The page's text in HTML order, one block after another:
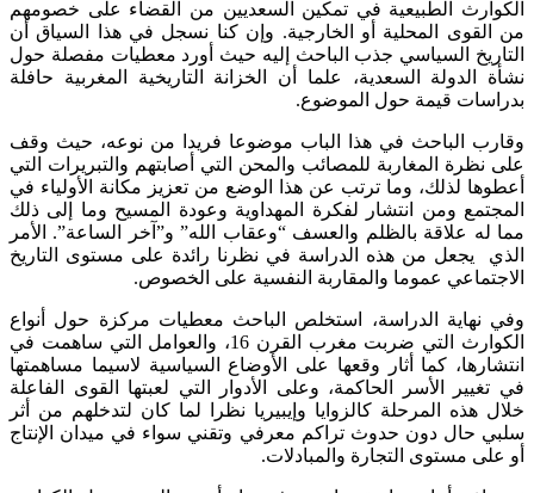
الكوارث الطبيعية في تمكين السعديين من القضاء على خصومهم
من القوى المحلية أو الخارجية. وإن كنا نسجل في هذا السياق أن
التاريخ السياسي جذب الباحث إليه حيث أورد معطيات مفصلة حول
نشأة الدولة السعدية، علما أن الخزانة التاريخية المغربية حافلة
بدراسات قيمة حول الموضوع.
وقارب الباحث في هذا الباب موضوعا فريدا من نوعه، حيث وقف
على نظرة المغاربة للمصائب والمحن التي أصابتهم والتبريرات التي
أعطوها لذلك، وما ترتب عن هذا الوضع من تعزيز مكانة الأولياء في
المجتمع ومن انتشار لفكرة المهداوية وعودة المسيح وما إلى ذلك
مما له علاقة بالظلم والعسف “وعقاب الله” و”آخر الساعة”. الأمر
الذي يجعل من هذه الدراسة في نظرنا رائدة على مستوى التاريخ
الاجتماعي عموما والمقاربة النفسية على الخصوص.
وفي نهاية الدراسة، استخلص الباحث معطيات مركزة حول أنواع
الكوارث التي ضربت مغرب القرن 16، والعوامل التي ساهمت في
انتشارها، كما أثار وقعها على الأوضاع السياسية لاسيما مساهمتها
في تغيير الأسر الحاكمة، وعلى الأدوار التي لعبتها القوى الفاعلة
خلال هذه المرحلة كالزوايا وإيبيريا نظرا لما كان لتدخلهم من أثر
سلبي حال دون حدوث تراكم معرفي وتقني سواء في ميدان الإنتاج
أو على مستوى التجارة والمبادلات.